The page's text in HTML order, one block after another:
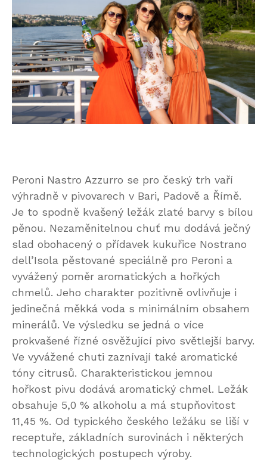
Peroni Nastro Azzurro se pro český trh vaří
výhradně v pivovarech v Bari, Padově a Římě.
Je to spodně kvašený ležák zlaté barvy s bílou
pěnou. Nezaměnitelnou chuť mu dodává ječný
slad obohacený o přídavek kukuřice Nostrano
dell’Isola pěstované speciálně pro Peroni a
vyvážený poměr aromatických a hořkých
chmelů. Jeho charakter pozitivně ovlivňuje i
jedinečná měkká voda s minimálním obsahem
minerálů. Ve výsledku se jedná o více
prokvašené řízné osvěžující pivo světlejší barvy.
Ve vyvážené chuti zaznívají také aromatické
tóny citrusů. Charakteristickou jemnou
hořkost pivu dodává aromatický chmel. Ležák
obsahuje 5,0 % alkoholu a má stupňovitost
11,45 %. Od typického českého ležáku se liší v
receptuře, základních surovinách i některých
technologických postupech výroby.